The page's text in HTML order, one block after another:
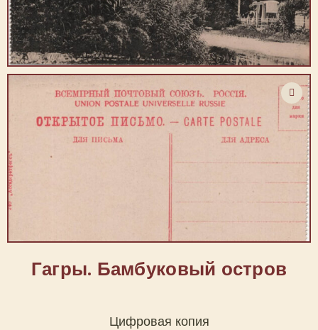
Гагры. Бамбуковый остров
Цифровая копия